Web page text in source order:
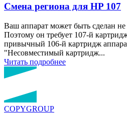
Смена региона для HP 107
Ваш аппарат может быть сделан не
Поэтому он требует 107-й
привычный 106-й картридж
"Несовместимый картридж...
Читать подробнее
COPYGROUP